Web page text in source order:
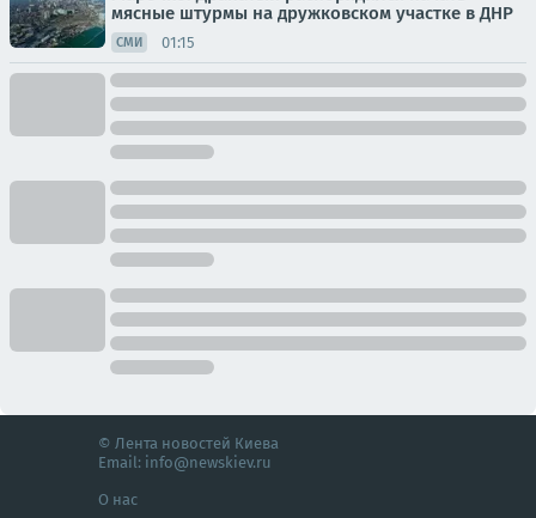
мясные штурмы на дружковском участке в ДНР
СМИ 01:15
© Лента новостей Киева
Email: info@newskiev.ru
О нас